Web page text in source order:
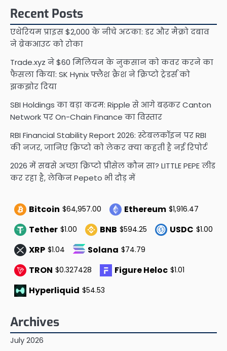
Recent Posts
एथेरियम प्राइस $2,000 के नीचे अटका: डर और मैक्रो दबाव
ने ब्रेकआउट को रोका
Trade.xyz ने $60 मिलियन के नुकसान को कवर करने का
फैसला किया: SK Hynix फ्लैश क्रैश ने क्रिप्टो ट्रेडर्स को
झकझोर दिया
SBI Holdings का बड़ा कदम: Ripple से आगे बढ़कर Canton
Network पर On-Chain Finance का विस्तार
RBI Financial Stability Report 2026: स्टेबलकॉइन पर RBI
की नजर, जानिए क्रिप्टो को लेकर क्या कहती है नई रिपोर्ट
2026 में सबसे अच्छा क्रिप्टो प्रीसेल कौन सा? LITTLE PEPE लीड
कर रहा है, लेकिन Pepeto भी दौड़ में
Bitcoin $64,957.00 Ethereum $1,916.47
Tether $1.00 BNB $594.25 USDC $1.00
XRP $1.04 Solana $74.79
TRON $0.327428 Figure Heloc $1.01
Hyperliquid $54.53
Archives
July 2026